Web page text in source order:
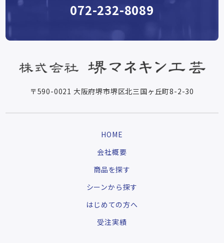
072-232-8089
〒590-0021 大阪府堺市堺区北三国ヶ丘町8-2-30
HOME
会社概要
商品を探す
シーンから探す
はじめての方へ
受注実績